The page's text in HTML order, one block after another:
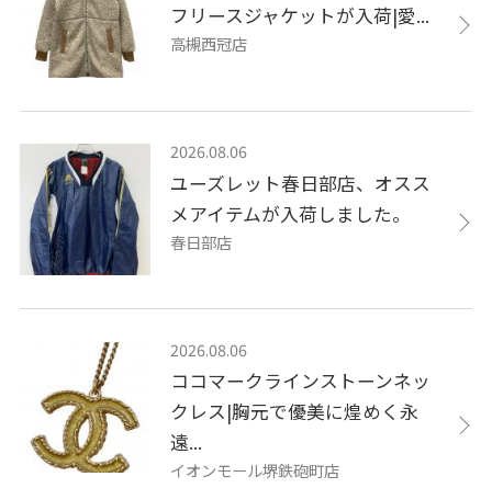
フリースジャケットが入荷|愛...
高槻西冠店
2026.08.06
ユーズレット春日部店、オスス
メアイテムが入荷しました。
春日部店
2026.08.06
ココマークラインストーンネッ
クレス|胸元で優美に煌めく永
遠...
イオンモール堺鉄砲町店